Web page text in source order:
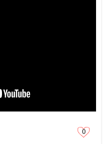
0